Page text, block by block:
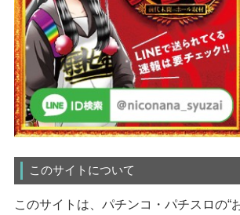
このサイトについて
このサイトは、パチンコ・パチスロの“